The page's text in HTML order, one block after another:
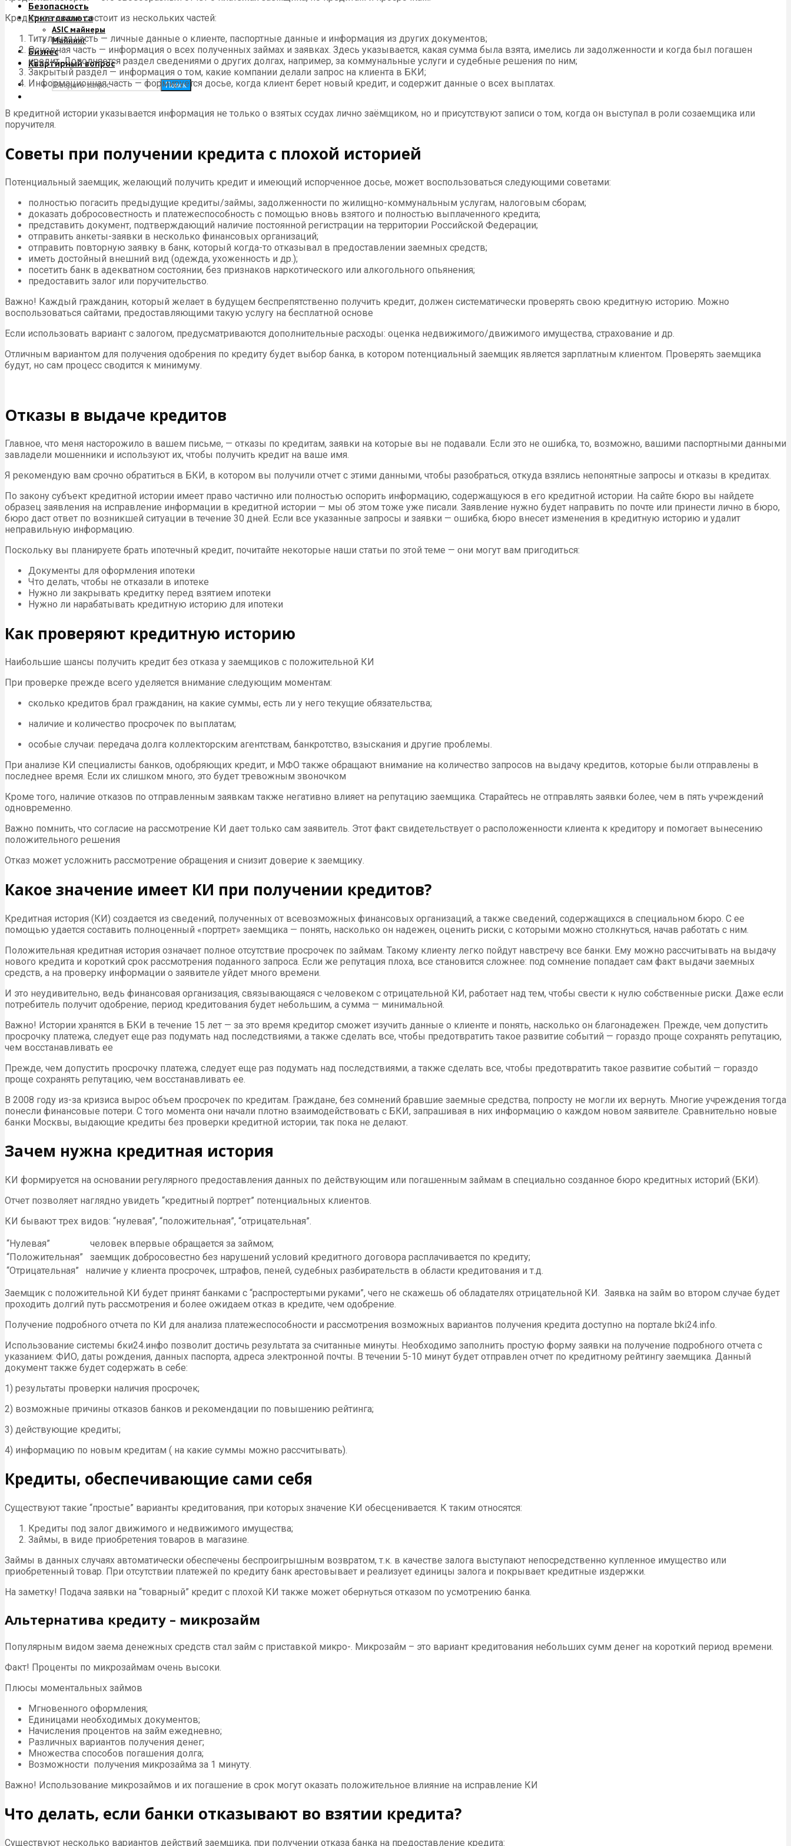
Безопасность
Криптовалюта
ASIC майнеры
Майнинг
Бизнес
Квартирный вопрос
Поиск
Кредитное досье состоит из нескольких частей:
Титульная часть — личные данные о клиенте, паспортные данные и информация из других документов;
Основная часть — информация о всех полученных займах и заявках. Здесь указывается, какая сумма была взята, имелись ли задолженности и когда был погашен
кредит. Дополняется раздел сведениями о других долгах, например, за коммунальные услуги и судебные решения по ним;
Закрытый раздел — информация о том, какие компании делали запрос на клиента в БКИ;
Информационная часть — формируется досье, когда клиент берет новый кредит, и содержит данные о всех выплатах.
В кредитной истории указывается информация не только о взятых ссудах лично заёмщиком, но и присутствуют записи о том, когда он выступал в роли созаемщика или
поручителя.
Советы при получении кредита с плохой историей
Потенциальный заемщик, желающий получить кредит и имеющий испорченное досье, может воспользоваться следующими советами:
полностью погасить предыдущие кредиты/займы, задолженности по жилищно-коммунальным услугам, налоговым сборам;
доказать добросовестность и платежеспособность с помощью вновь взятого и полностью выплаченного кредита;
представить документ, подтверждающий наличие постоянной регистрации на территории Российской Федерации;
отправить анкеты-заявки в несколько финансовых организаций;
отправить повторную заявку в банк, который когда-то отказывал в предоставлении заемных средств;
иметь достойный внешний вид (одежда, ухоженность и др.);
посетить банк в адекватном состоянии, без признаков наркотического или алкогольного опьянения;
предоставить залог или поручительство.
Важно! Каждый гражданин, который желает в будущем беспрепятственно получить кредит, должен систематически проверять свою кредитную историю. Можно
воспользоваться сайтами, предоставляющими такую услугу на бесплатной основе
Если использовать вариант с залогом, предусматриваются дополнительные расходы: оценка недвижимого/движимого имущества, страхование и др.
Отличным вариантом для получения одобрения по кредиту будет выбор банка, в котором потенциальный заемщик является зарплатным клиентом. Проверять заемщика
будут, но сам процесс сводится к минимуму.
Отказы в выдаче кредитов
Главное, что меня насторожило в вашем письме, — отказы по кредитам, заявки на которые вы не подавали. Если это не ошибка, то, возможно, вашими паспортными данными
завладели мошенники и используют их, чтобы получить кредит на ваше имя.
Я рекомендую вам срочно обратиться в БКИ, в котором вы получили отчет с этими данными, чтобы разобраться, откуда взялись непонятные запросы и отказы в кредитах.
По закону субъект кредитной истории имеет право частично или полностью оспорить информацию, содержащуюся в его кредитной истории. На сайте бюро вы найдете
образец заявления на исправление информации в кредитной истории — мы об этом тоже уже писали. Заявление нужно будет направить по почте или принести лично в бюро,
бюро даст ответ по возникшей ситуации в течение 30 дней. Если все указанные запросы и заявки — ошибка, бюро внесет изменения в кредитную историю и удалит
неправильную информацию.
Поскольку вы планируете брать ипотечный кредит, почитайте некоторые наши статьи по этой теме — они могут вам пригодиться:
Документы для оформления ипотеки
Что делать, чтобы не отказали в ипотеке
Нужно ли закрывать кредитку перед взятием ипотеки
Нужно ли нарабатывать кредитную историю для ипотеки
Как проверяют кредитную историю
Наибольшие шансы получить кредит без отказа у заемщиков с положительной КИ
При проверке прежде всего уделяется внимание следующим моментам:
сколько кредитов брал гражданин, на какие суммы, есть ли у него текущие обязательства;
наличие и количество просрочек по выплатам;
особые случаи: передача долга коллекторским агентствам, банкротство, взыскания и другие проблемы.
При анализе КИ специалисты банков, одобряющих кредит, и МФО также обращают внимание на количество запросов на выдачу кредитов, которые были отправлены в
последнее время. Если их слишком много, это будет тревожным звоночком
Кроме того, наличие отказов по отправленным заявкам также негативно влияет на репутацию заемщика. Старайтесь не отправлять заявки более, чем в пять учреждений
одновременно.
Важно помнить, что согласие на рассмотрение КИ дает только сам заявитель. Этот факт свидетельствует о расположенности клиента к кредитору и помогает вынесению
положительного решения
Отказ может усложнить рассмотрение обращения и снизит доверие к заемщику.
Какое значение имеет КИ при получении кредитов?
Кредитная история (КИ) создается из сведений, полученных от всевозможных финансовых организаций, а также сведений, содержащихся в специальном бюро. С ее
помощью удается составить полноценный «портрет» заемщика — понять, насколько он надежен, оценить риски, с которыми можно столкнуться, начав работать с ним.
Положительная кредитная история означает полное отсутствие просрочек по займам. Такому клиенту легко пойдут навстречу все банки. Ему можно рассчитывать на выдачу
нового кредита и короткий срок рассмотрения поданного запроса. Если же репутация плоха, все становится сложнее: под сомнение попадает сам факт выдачи заемных
средств, а на проверку информации о заявителе уйдет много времени.
И это неудивительно, ведь финансовая организация, связывающаяся с человеком с отрицательной КИ, работает над тем, чтобы свести к нулю собственные риски. Даже если
потребитель получит одобрение, период кредитования будет небольшим, а сумма — минимальной.
Важно! Истории хранятся в БКИ в течение 15 лет — за это время кредитор сможет изучить данные о клиенте и понять, насколько он благонадежен. Прежде, чем допустить
просрочку платежа, следует еще раз подумать над последствиями, а также сделать все, чтобы предотвратить такое развитие событий — гораздо проще сохранять репутацию,
чем восстанавливать ее
Прежде, чем допустить просрочку платежа, следует еще раз подумать над последствиями, а также сделать все, чтобы предотвратить такое развитие событий — гораздо
проще сохранять репутацию, чем восстанавливать ее.
В 2008 году из-за кризиса вырос объем просрочек по кредитам. Граждане, без сомнений бравшие заемные средства, попросту не могли их вернуть. Многие учреждения тогда
понесли финансовые потери. С того момента они начали плотно взаимодействовать с БКИ, запрашивая в них информацию о каждом новом заявителе. Сравнительно новые
банки Москвы, выдающие кредиты без проверки кредитной истории, так пока не делают.
Зачем нужна кредитная история
КИ формируется на основании регулярного предоставления данных по действующим или погашенным займам в специально созданное бюро кредитных историй (БКИ).
Отчет позволяет наглядно увидеть “кредитный портрет” потенциальных клиентов.
КИ бывают трех видов: “нулевая”, “положительная”, “отрицательная”.
“Нулевая”
человек впервые обращается за займом;
“Положительная”
заемщик добросовестно без нарушений условий кредитного договора расплачивается по кредиту;
“Отрицательная”
наличие у клиента просрочек, штрафов, пеней, судебных разбирательств в области кредитования и т.д.
Заемщик с положительной КИ будет принят банками с “распростертыми руками”, чего не скажешь об обладателях отрицательной КИ. Заявка на займ во втором случае будет
проходить долгий путь рассмотрения и более ожидаем отказ в кредите, чем одобрение.
Получение подробного отчета по КИ для анализа платежеспособности и рассмотрения возможных вариантов получения кредита доступно на портале bki24.info.
Использование системы бки24.инфо позволит достичь результата за считанные минуты. Необходимо заполнить простую форму заявки на получение подробного отчета с
указанием: ФИО, даты рождения, данных паспорта, адреса электронной почты. В течении 5-10 минут будет отправлен отчет по кредитному рейтингу заемщика. Данный
документ также будет содержать в себе:
1) результаты проверки наличия просрочек;
2) возможные причины отказов банков и рекомендации по повышению рейтинга;
3) действующие кредиты;
4) информацию по новым кредитам ( на какие суммы можно рассчитывать).
Кредиты, обеспечивающие сами себя
Существуют такие “простые” варианты кредитования, при которых значение КИ обесценивается. К таким относятся:
Кредиты под залог движимого и недвижимого имущества;
Займы, в виде приобретения товаров в магазине.
Займы в данных случаях автоматически обеспечены беспроигрышным возвратом, т.к. в качестве залога выступают непосредственно купленное имущество или
приобретенный товар. При отсутствии платежей по кредиту банк арестовывает и реализует единицы залога и покрывает кредитные издержки.
На заметку! Подача заявки на “товарный” кредит с плохой КИ также может обернуться отказом по усмотрению банка.
Альтернатива кредиту – микрозайм
Популярным видом заема денежных средств стал займ с приставкой микро-. Микрозайм – это вариант кредитования небольших сумм денег на короткий период времени.
Факт! Проценты по микрозаймам очень высоки.
Плюсы моментальных займов
Мгновенного оформления;
Единицами необходимых документов;
Начисления процентов на займ ежедневно;
Различных вариантов получения денег;
Множества способов погашения долга;
Возможности получения микрозайма за 1 минуту.
Важно! Использование микрозаймов и их погашение в срок могут оказать положительное влияние на исправление КИ
Что делать, если банки отказывают во взятии кредита?
Существуют несколько вариантов действий заемщика, при получении отказа банка на предоставление кредита: